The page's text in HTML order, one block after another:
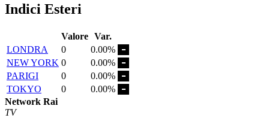
Indici Esteri
Valore Var.
LONDRA
0
0.00%
NEW YORK 0
0.00%
PARIGI
0
0.00%
TOKYO
0
0.00%
Network Rai
TV